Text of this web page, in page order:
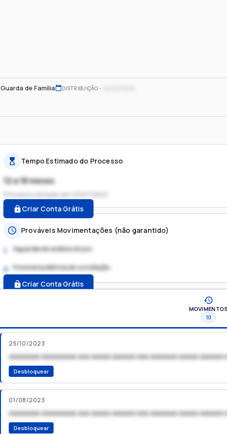
Guarda de Família DISTRIBUIÇÃO
Tempo Estimado do Processo
12 a 18 meses
Processo iniciado em
Criar Conta Grátis
Prováveis Movimentações (não garantido)
1. Aguardando análise do juiz
2. Possível audiência de conciliação
Criar Conta Grátis
MOVIMENTOS
10
25/10/2023
xxxxxxxx xxxxxxxxx xxx xxxxx xxxxxx xxx xxxxxxx xxxxx xxxxxx
Desbloquear
01/08/2023
xxxxxxxx xxxxxxxxx xxx xxxxx xxxxxx xxx xxxxxxx xxxxx xxxxxx
Desbloquear